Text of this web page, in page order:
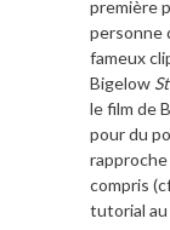
première
personne
fameux
Bigelow
le film de
pour du
compris
tutorial